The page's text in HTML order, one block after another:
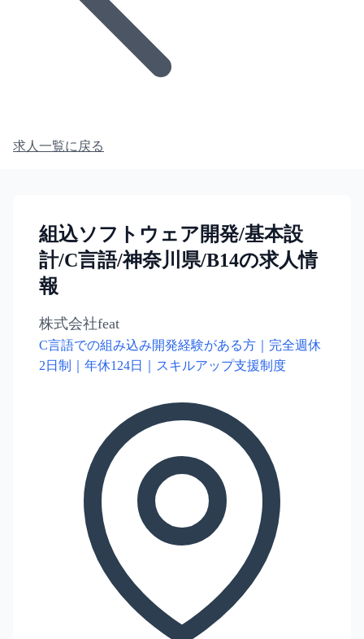
求人一覧に戻る
組込ソフトウェア開発/基本設
計/C言語/神奈川県/B14の求人情
報
株式会社feat
C言語での組み込み開発経験がある方｜完全週休
2日制｜年休124日｜スキルアップ支援制度